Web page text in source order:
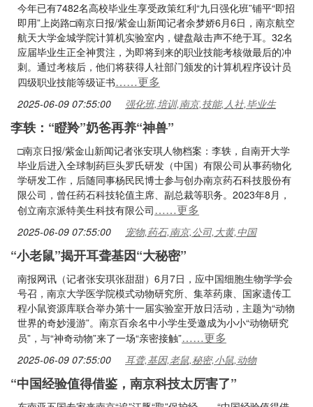
今年已有7482名高校毕业生享受政策红利“九日强化班”铺平“即招
即用”上岗路□南京日报/紫金山新闻记者余梦娇6月6日，南京航空
航天大学金城学院计算机实验室内，键盘敲击声不绝于耳。32名
应届毕业生正全神贯注，为即将到来的职业技能考核做最后的冲
刺。通过考核后，他们将获得人社部门颁发的计算机程序设计员
四级职业技能等级证书……更多
2025-06-09 07:55:00 强化班,培训,南京,技能,人社,毕业生
李轶：“瞪羚”奶爸再养“神兽”
□南京日报/紫金山新闻记者张安琪人物档案：李轶，自南开大学
毕业后进入全球制药巨头罗氏研发（中国）有限公司从事药物化
学研发工作，后随同事杨民民博士参与创办南京药石科技股份有
限公司，曾任药石科技轮值主席、副总裁等职务。2023年8月，
创立南京派特美生科技有限公司……更多
2025-06-09 07:55:00 宠物,药石,南京,公司,大黄,中国
“小老鼠”揭开耳聋基因“大秘密”
南报网讯（记者张安琪张甜甜）6月7日，应中国细胞生物学学会
号召，南京大学医学院模式动物研究所、集萃药康、国家遗传工
程小鼠资源库联合举办第十一届实验室开放日活动，主题为“动物
世界的奇妙漫游”。南京百余名中小学生受邀成为小小“动物研究
员”，与“神奇动物”来了一场“亲密接触”……更多
2025-06-09 07:55:00 耳聋,基因,老鼠,秘密,小鼠,动物
“中国经验值得借鉴，南京科技太厉害了”